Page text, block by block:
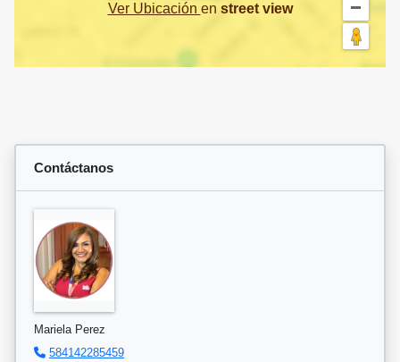
Ver Ubicación en street view
Contáctanos
Mariela Perez
584142285459